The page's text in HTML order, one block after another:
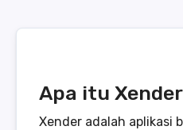
Apa itu
Xender adalah aplikasi